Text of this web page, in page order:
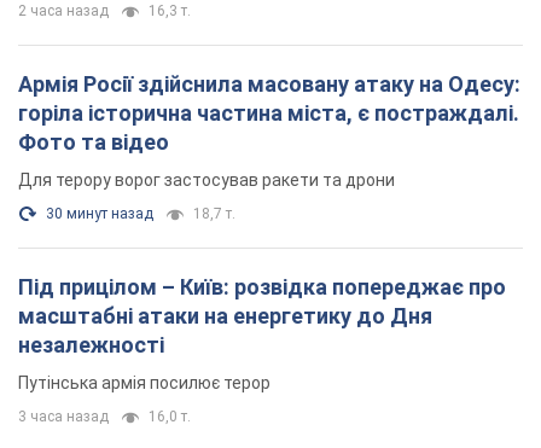
Під прицілом – Київ: розвідка попереджає про
масштабні атаки на енергетику до Дня
незалежності
Путінська армія посилює терор
3 часа назад 16,0 т.